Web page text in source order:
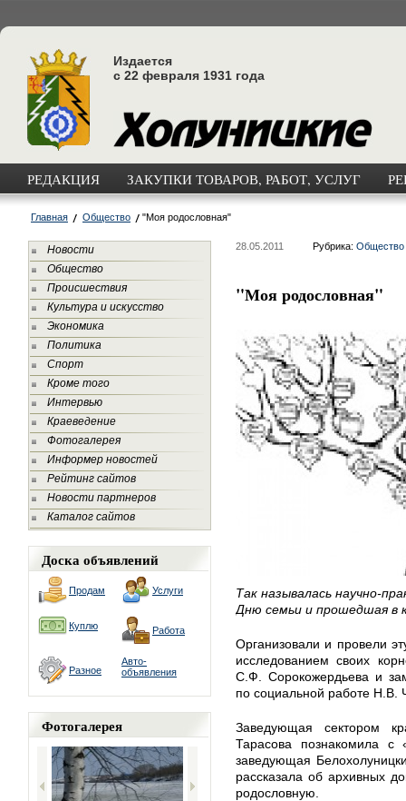
Издается
с 22 февраля 1931 года
РЕДАКЦИЯ ЗАКУПКИ ТОВАРОВ, РАБОТ, УСЛУГ
Главная Общество "Моя родословная"
Новости
Общество
Происшествия
Культура и искусство
Экономика
Политика
Спорт
Кроме того
Интервью
Краеведение
Фотогалерея
Информер новостей
Рейтинг сайтов
Новости партнеров
Каталог сайтов
Доска объявлений
Продам Услуги
Куплю Работа
Разное
Авто-
объявления
Фотогалерея
28.05.2011 Рубрика: Общество
"Моя родословная"
Так называлась научно-
Дню семьи и прошедшая в
Организовали и провели
исследованием своих
С.Ф. Сорокожердьева и
по социальной работе Н.В.
Заведующая сектором
Тарасова познакомила с
заведующая
рассказала об архивных
родословную.